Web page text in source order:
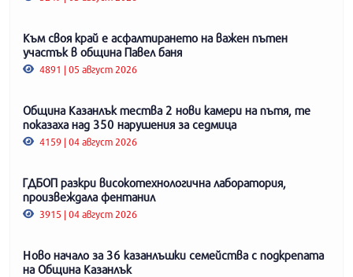
Към своя край е асфалтирането на важен пътен
участък в община Павел баня
4891 | 05 август 2026
Община Казанлък тества 2 нови камери на пътя, те
показаха над 350 нарушения за седмица
4159 | 04 август 2026
ГДБОП разкри високотехнологична лаборатория,
произвеждала фентанил
3915 | 04 август 2026
Ново начало за 36 казанлъшки семейства с подкрепата
на Община Казанлък